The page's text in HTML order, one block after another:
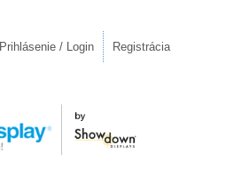
Prihlásenie / Login Registrácia